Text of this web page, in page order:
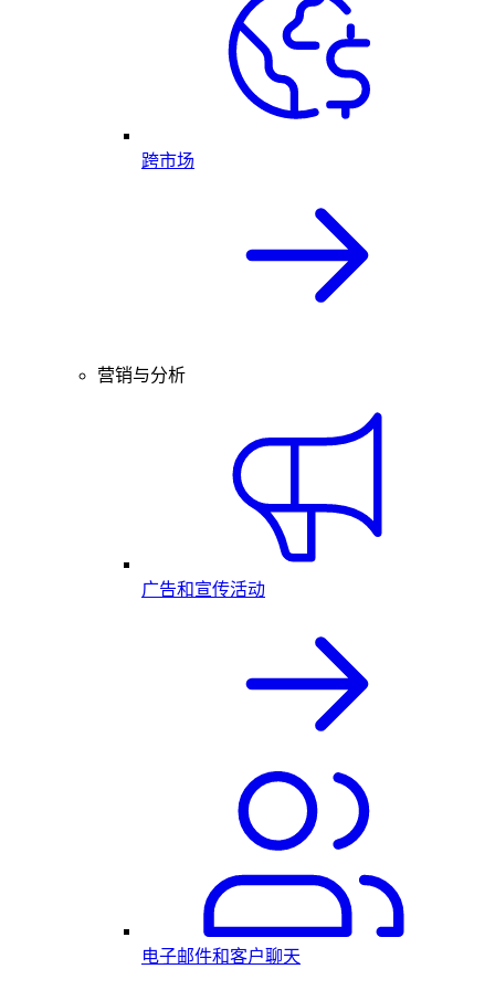
跨市场
营销与分析
广告和宣传活动
电子邮件和客户聊天